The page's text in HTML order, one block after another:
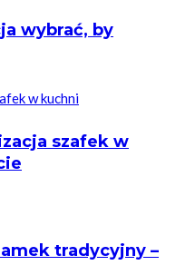
wybrać, by
szafek w
tradycyjny –